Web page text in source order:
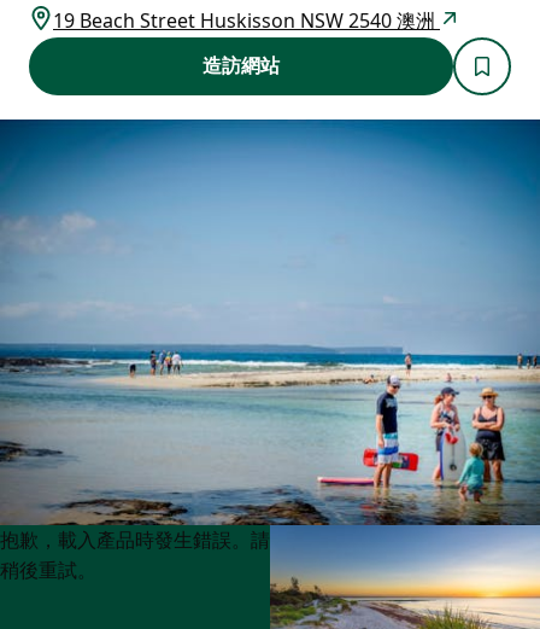
19 Beach Street Huskisson NSW 2540 澳洲
造訪網站
Product
List
Product
List
抱歉，載入產品時發生錯誤。請
稍後重試。